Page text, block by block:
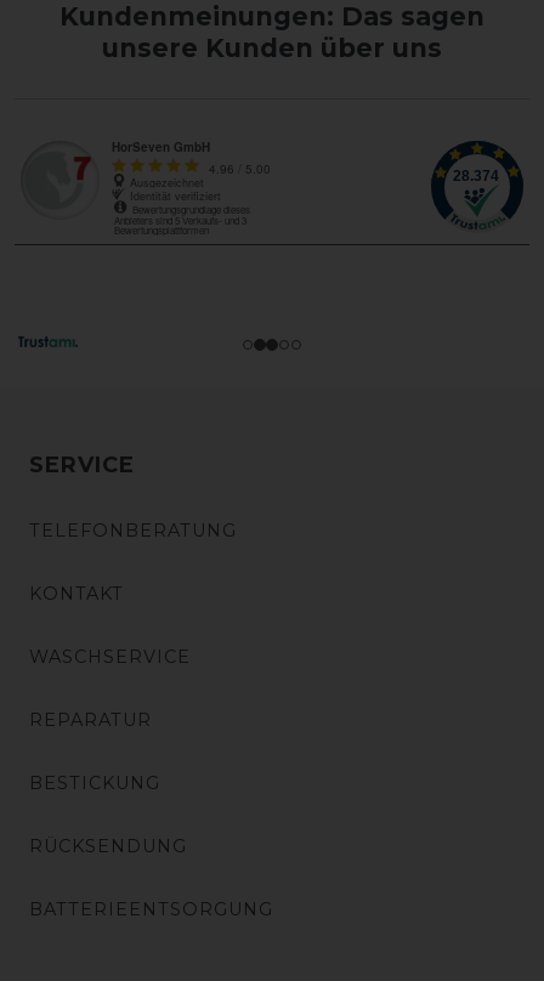
Kundenmeinungen: Das sagen
unsere Kunden über uns
SERVICE
TELEFONBERATUNG
KONTAKT
WASCHSERVICE
REPARATUR
BESTICKUNG
RÜCKSENDUNG
BATTERIEENTSORGUNG